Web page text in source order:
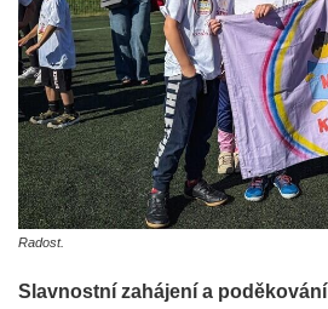
Radost.
Slavnostní zahájení a poděkování